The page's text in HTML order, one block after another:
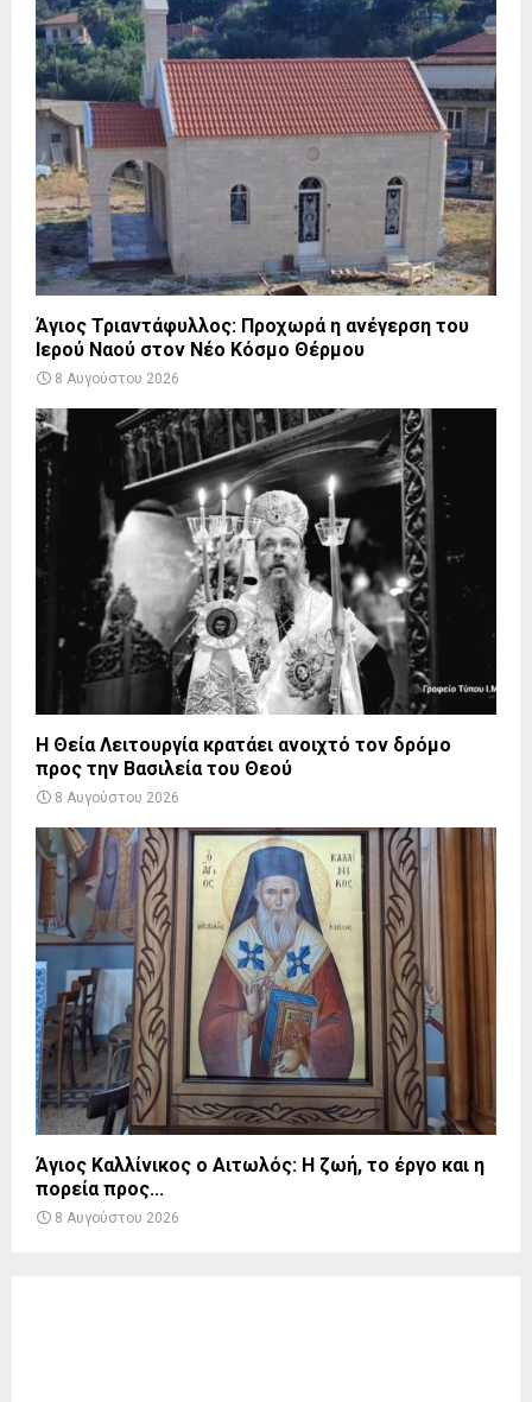
Άγιος Τριαντάφυλλος: Προχωρά η ανέγερση του
Ιερού Ναού στον Νέο Κόσμο Θέρμου
8 Αυγούστου 2026
Η Θεία Λειτουργία κρατάει ανοιχτό τον δρόμο
προς την Βασιλεία του Θεού
8 Αυγούστου 2026
Άγιος Καλλίνικος ο Αιτωλός: Η ζωή, το έργο και η
πορεία προς...
8 Αυγούστου 2026